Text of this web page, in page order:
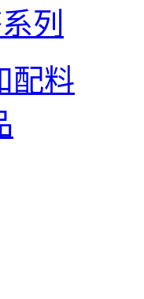
列
配料